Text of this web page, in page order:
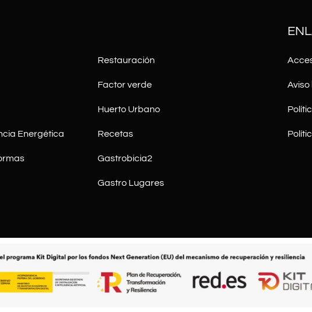
Energética
Restauración
Factor verde
Huerto Urbano
Recetas
Gastrobicia2
Gastro Lugares
Aviso